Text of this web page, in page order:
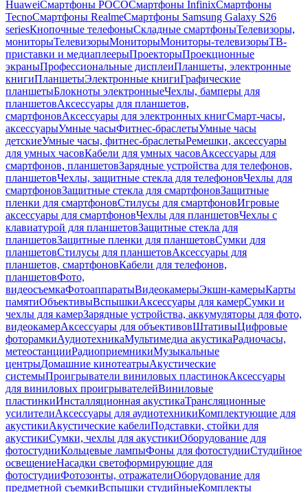
HuaweiСмартфоны POCOСмартфоны InfinixСмартфоны
TecnoСмартфоны RealmeСмартфоны Samsung Galaxy S26
seriesКнопочные телефоныСкладные смартфоныТелевизоры,
мониторыТелевизорыМониторыМониторы-телевизорыТВ-
приставки и медиаплеерыПроекторыПроекционные
экраныПрофессиональные дисплеиПланшеты, электронные
книгиПланшетыЭлектронные книгиГрафические
планшетыБлокноты электронныеЧехлы, бамперы для
планшетовАксессуары для планшетов,
смартфоновАксессуары для электронных книгСмарт-часы,
аксессуарыУмные часыФитнес-браслетыУмные часы
детскиеУмные часы, фитнес-браслетыРемешки, аксессуары
для умных часовКабели для умных часовАксессуары для
смартфонов, планшетовЗарядные устройства для телефонов,
планшетовЧехлы, защитные стекла для телефоновЧехлы для
смартфоновЗащитные стекла для смартфоновЗащитные
пленки для смартфоновСтилусы для смартфоновИгровые
аксессуары для смартфоновЧехлы для планшетовЧехлы с
клавиатурой для планшетовЗащитные стекла для
планшетовЗащитные пленки для планшетовСумки для
планшетовСтилусы для планшетовАксессуары для
планшетов, смартфоновКабели для телефонов,
планшетовФото,
видеосъемкаФотоаппаратыВидеокамерыЭкшн-камерыКарты
памятиОбъективыВспышкиАксессуары для камерСумки и
чехлы для камерЗарядные устройства, аккумуляторы для фото,
видеокамерАксессуары для объективовШтативыЦифровые
фоторамкиАудиотехникаМультимедиа акустикаРадиочасы,
метеостанцииРадиоприемникиМузыкальные
центрыДомашние кинотеатрыАкустические
системыПроигрыватели виниловых пластинокАксессуары
для виниловых проигрывателейВиниловые
пластинкиИнсталляционная акустикаТрансляционные
усилителиАксессуары для аудиотехникиКомплектующие для
акустикиАкустические кабелиПодставки, стойки для
акустикиСумки, чехлы для акустикиОборудование для
фотостудииКольцевые лампыФоны для фотостудииСтудийное
освещениеНасадки светоформирующие для
фотостудииФотозонты, отражателиОборудование для
предметной съемкиВспышки студийныеКомплекты